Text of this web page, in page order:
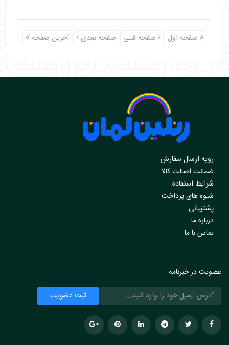
صفحه اول صفحه قبلی صفحه بعدی آخرین صفحه
رویه ارسال سفارش
ضمانت اصالت کالا
شرایط استفاده
شیوه های پرداخت
پشتیبانی
درباره ما
تماس با ما
عضویت در خبرنامه